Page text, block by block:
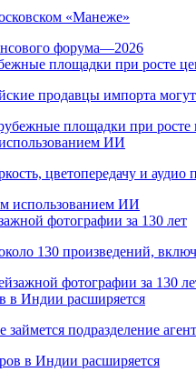
«Манеже»
площадки при росте
продавцы импорта
ИИ
цветопередачу и аудио
фотографии за 130 лет
130 произведений,
в Индии расширяется
подразделение